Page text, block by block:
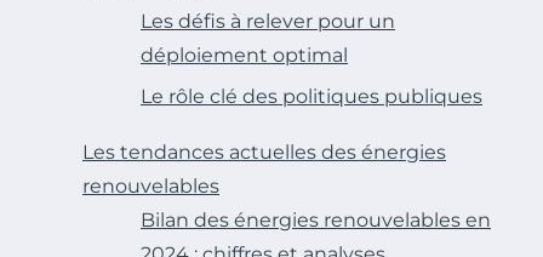
Les défis à relever pour un
déploiement optimal
Le rôle clé des politiques publiques
Les tendances actuelles des énergies
renouvelables
Bilan des énergies renouvelables en